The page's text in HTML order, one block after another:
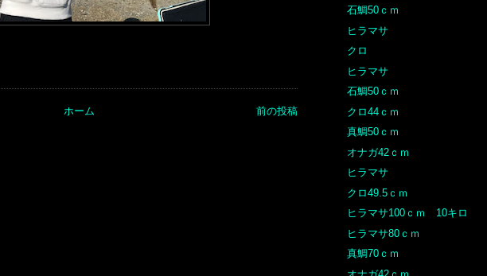
前の投稿
ホーム
石鯛50ｃｍ
ヒラマサ
クロ
ヒラマサ
石鯛50ｃｍ
クロ44ｃｍ
真鯛50ｃｍ
オナガ42ｃｍ
ヒラマサ
クロ49.5ｃｍ
ヒラマサ100ｃｍ 10キロ
ヒラマサ80ｃｍ
真鯛70ｃｍ
オナガ42ｃｍ